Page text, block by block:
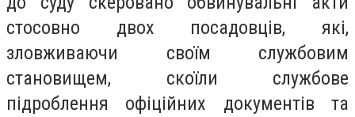
стосовно двох посадовців, які,
зловживаючи своїм службовим
становищем, скоїли службове
підроблення офіційних документів та